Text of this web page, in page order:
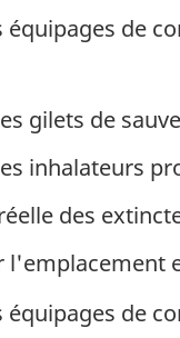
équipages de
gilets de
inhalateurs
des
l'emplacement
équipages de